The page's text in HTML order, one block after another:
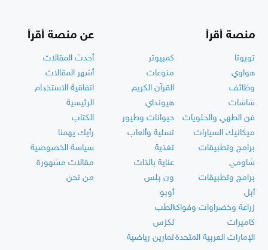
منصة أقرأ
تويوتا
كمبيوتر
هواوي
منوعات
وظائف
القرآن الكريم
شاشات
هيونداي
فن الطهي والحلويات
حيوانات وطيور
ميكانيك السيارات
تسلية وألعاب
برامج وتطبيقات
تغذية
شاومي
عناية بالذات
برامج وتطبيقات
ون بلس
أبل
أوبو
زراعة وخضراوات وفواكهالطب
كاميرات
لكزس
الإمارات العربية المتحدةتمارين رياضية
عن منصة أقرأ
أحدث المقالات
أشهر المقالات
اتفاقية الاستخدام
الرئيسية
الكتاب
رأيك يهمنا
سياسة الخصوصية
مقالات مشهورة
من نحن